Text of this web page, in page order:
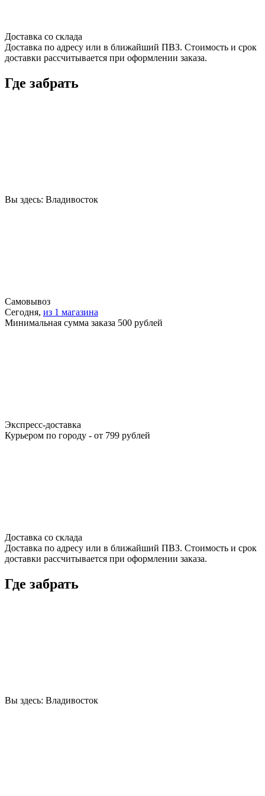
Доставка со склада
Доставка по адресу или в ближайший ПВЗ. Стоимость и срок
доставки рассчитывается при оформлении заказа.
Где забрать
Вы здесь: Владивосток
Самовывоз
Сегодня, из 1 магазина
Минимальная сумма заказа 500 рублей
Экспресс-доставка
Курьером по городу - от 799 рублей
Доставка со склада
Доставка по адресу или в ближайший ПВЗ. Стоимость и срок
доставки рассчитывается при оформлении заказа.
Где забрать
Вы здесь: Владивосток